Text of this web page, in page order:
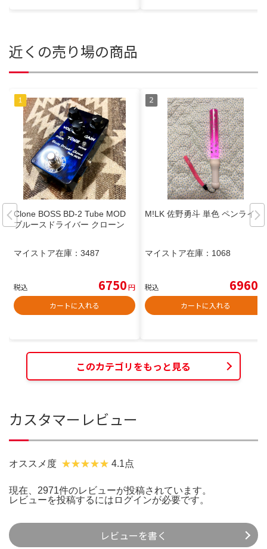
近くの売り場の商品
Clone BOSS BD-2 Tube MOD
ブルースドライバー クローン
マイストア在庫： 3487
税込 6750円
カートに入れる
M!LK 佐野勇斗 単色 ペンライト
マイストア在庫： 1068
税込 6960
カートに入れる
このカテゴリをもっと見る
カスタマーレビュー
オススメ度 4.1点
現在、2971件のレビューが投稿されています。
レビューを投稿するには ログインが必要です。
レビューを書く